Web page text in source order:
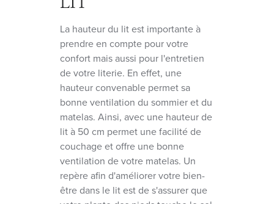
La hauteur du lit est importante à
prendre en compte pour votre
confort mais aussi pour l'entretien
de votre literie. En effet, une
hauteur convenable permet sa
bonne ventilation du sommier et du
matelas. Ainsi, avec une hauteur de
lit à 50 cm permet une facilité de
couchage et offre une bonne
ventilation de votre matelas. Un
repère afin d'améliorer votre bien-
être dans le lit est de s'assurer que